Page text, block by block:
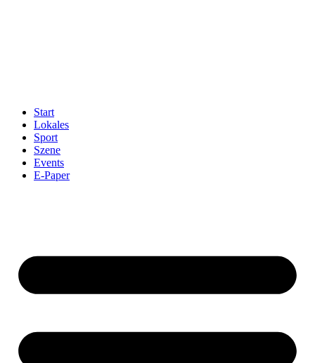
Start
Lokales
Sport
Szene
Events
E-Paper